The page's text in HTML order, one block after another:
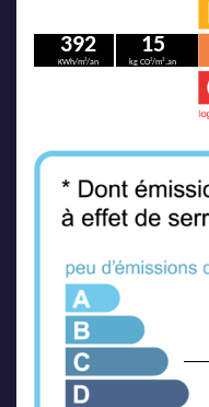
392
KWh/m²/an
15
kg CO²/m².an